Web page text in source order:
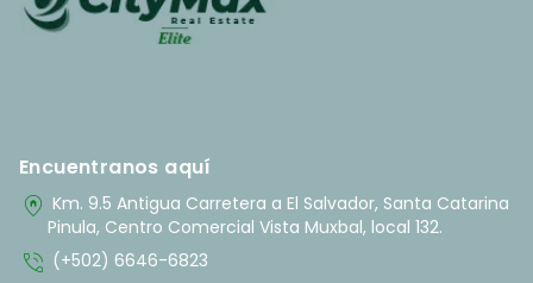
Encuentranos aquí
home_pin Km. 9.5 Antigua Carretera a El Salvador, Santa Catarina
Pinula, Centro Comercial Vista Muxbal, local 132.
phone_in_talk (+502) 6646-6823